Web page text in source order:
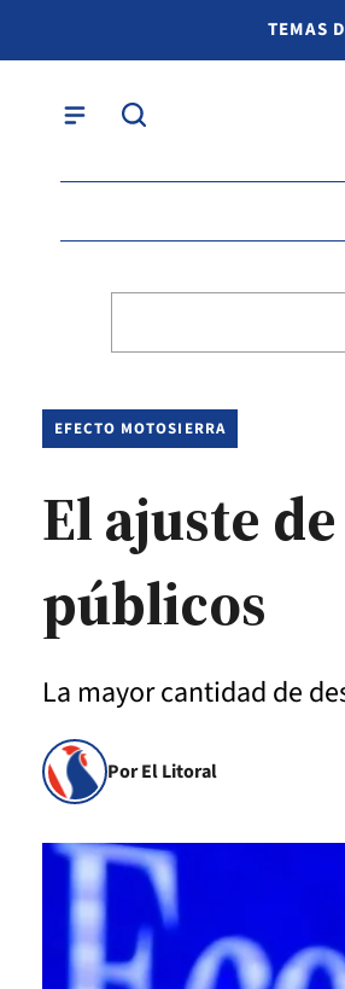
TEMAS
EFECTO MOTOSIERRA
El ajuste
públicos
La mayor cantidad de
Por El Litoral